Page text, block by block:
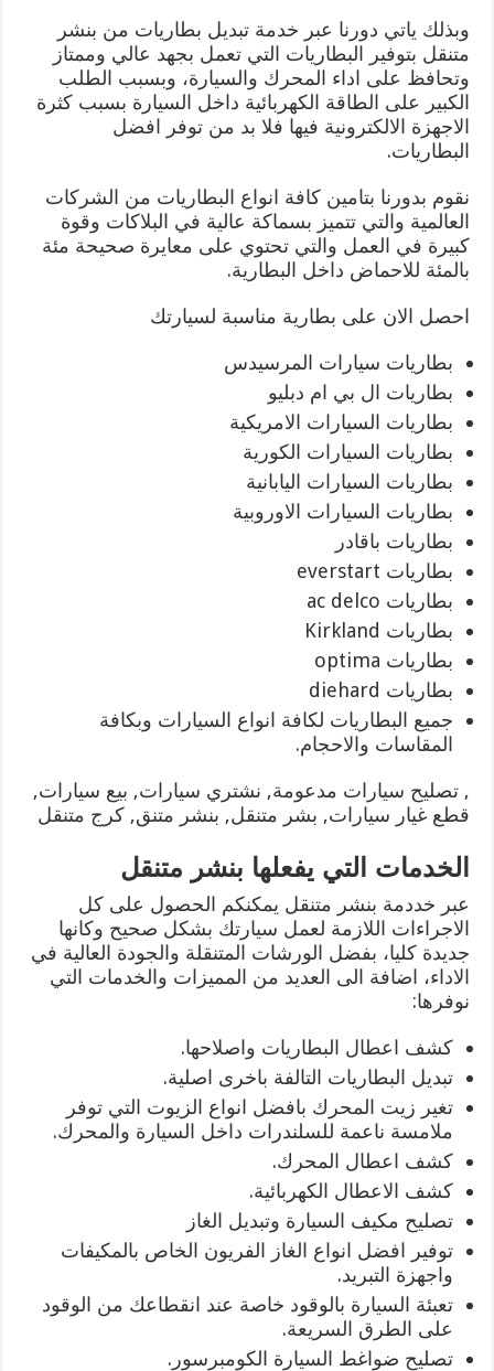
وبذلك ياتي دورنا عبر خدمة تبديل بطاريات من بنشر
متنقل بتوفير البطاريات التي تعمل بجهد عالي وممتاز
وتحافظ على اداء المحرك والسيارة، وبسبب الطلب
الكبير على الطاقة الكهربائية داخل السيارة بسبب كثرة
الاجهزة الالكترونية فيها فلا بد من توفر افضل
البطاريات.
نقوم بدورنا بتامين كافة انواع البطاريات من الشركات
العالمية والتي تتميز بسماكة عالية في البلاكات وقوة
كبيرة في العمل والتي تحتوي على معايرة صحيحة مئة
بالمئة للاحماض داخل البطارية.
احصل الان على بطارية مناسبة لسيارتك
بطاريات سيارات المرسيدس
بطاريات ال بي ام دبليو
بطاريات السيارات الامريكية
بطاريات السيارات الكورية
بطاريات السيارات اليابانية
بطاريات السيارات الاوروبية
بطاريات باقادر
بطاريات everstart
بطاريات ac delco
بطاريات Kirkland
بطاريات optima
بطاريات diehard
جميع البطاريات لكافة انواع السيارات وبكافة
المقاسات والاحجام.
, تصليح سيارات مدعومة, نشتري سيارات, بيع سيارات,
قطع غيار سيارات, بشر متنقل, بنشر متنق, كرج متنقل
الخدمات التي يفعلها بنشر متنقل
عبر خددمة بنشر متنقل يمكنكم الحصول على كل
الاجراءات اللازمة لعمل سيارتك بشكل صحيح وكانها
جديدة كليا، بفضل الورشات المتنقلة والجودة العالية في
الاداء، اضافة الى العديد من المميزات والخدمات التي
نوفرها:
كشف اعطال البطاريات واصلاحها.
تبديل البطاريات التالفة باخرى اصلية.
تغير زيت المحرك بافضل انواع الزيوت التي توفر
ملامسة ناعمة للسلندرات داخل السيارة والمحرك.
كشف اعطال المحرك.
كشف الاعطال الكهربائية.
تصليح مكيف السيارة وتبديل الغاز
توفير افضل انواع الغاز الفريون الخاص بالمكيفات
واجهزة التبريد.
تعبئة السيارة بالوقود خاصة عند انقطاعك من الوقود
على الطرق السريعة.
تصليح ضواغط السيارة الكومبرسور.